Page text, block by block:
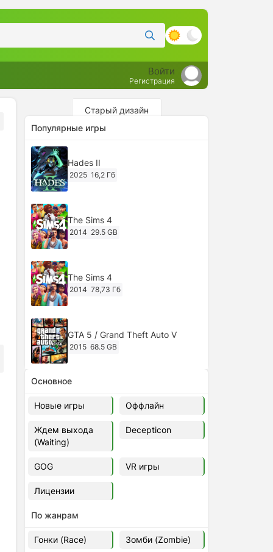
Войти
Регистрация
Старый дизайн
Популярные игры
Hades II
2025 16,2 Гб
The Sims 4
2014 29.5 GB
The Sims 4
2014 78,73 Гб
GTA 5 / Grand Theft Auto V
2015 68.5 GB
Ghost of Tsushima: Director's Cut
v.1053.8.1023.1614 [RePack
Decepticon] (2024)
2024
Cyberpunk 2077
49.4 GB
Ghost of Tsushima: Director's Cut
v.1053.9.0623.1807 [Папка
Основное
Новые игры Оффлайн
Ждем выхода
(Waiting)
Decepticon
GOG VR игры
Лицензии
По жанрам
Гонки (Race) Зомби (Zombie)